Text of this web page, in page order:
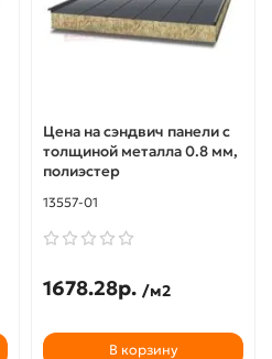
Цена на сэндвич панели с
толщиной металла 0.8 мм,
полиэстер
13557-01
1678.28р. /м2
В корзину